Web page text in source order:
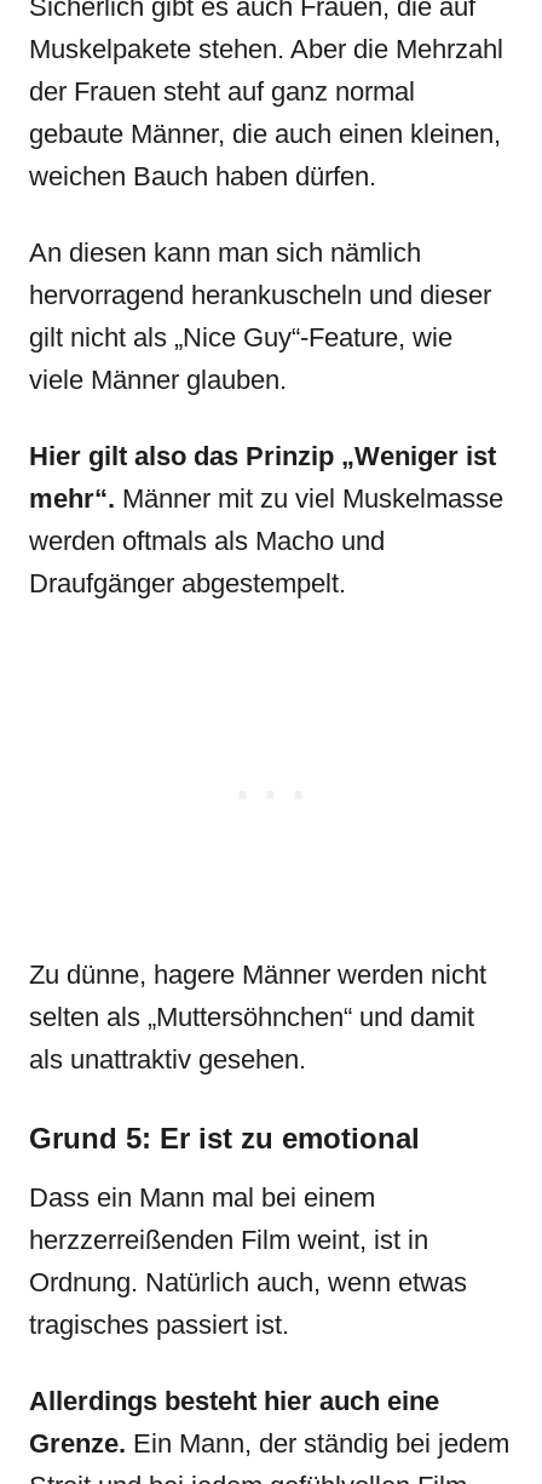
Sicherlich gibt es auch Frauen, die auf
Muskelpakete stehen. Aber die Mehrzahl
der Frauen steht auf ganz normal
gebaute Männer, die auch einen kleinen,
weichen Bauch haben dürfen.
An diesen kann man sich nämlich
hervorragend herankuscheln und dieser
gilt nicht als „Nice Guy“-Feature, wie
viele Männer glauben.
Hier gilt also das Prinzip „Weniger ist
mehr“. Männer mit zu viel Muskelmasse
werden oftmals als Macho und
Draufgänger abgestempelt.
Zu dünne, hagere Männer werden nicht
selten als „Muttersöhnchen“ und damit
als unattraktiv gesehen.
Grund 5: Er ist zu emotional
Dass ein Mann mal bei einem
herzzerreißenden Film weint, ist in
Ordnung. Natürlich auch, wenn etwas
tragisches passiert ist.
Allerdings besteht hier auch eine
Grenze. Ein Mann, der ständig bei jedem